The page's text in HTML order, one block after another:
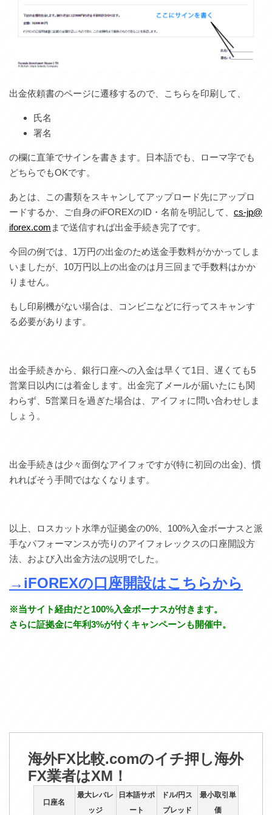
出金依頼書のページに遷移するので、こちらを印刷して、
氏名
署名
の欄に直筆でサインを書きます。日本語でも、ローマ字でも
どちらでもOKです。
あとは、この書類をスキャンしてアップロード先にアップロ
ードするか、ご自身のiFOREXのID・名前を明記して、 cs-jp@
iforex.com まで送信すれば出金手続き完了です。
今回の例では、1万円の出金のため送金手数料がかかってしま
いましたが、10万円以上の出金のは月三回まで手数料はかか
りません。
もし印刷機がない場合は、コンビニなどに行ってスキャンす
る必要があります。
出金手続きから、銀行口座への入金は早くて1日、遅くても5
営業日以内には着金します。出金完了メールが届いたにも関
わらず、5営業日を過ぎた場合は、アイフォに問い合わせしま
しょう。
出金手続きは少々面倒なアイフォですが(特に初回の出金)、慣
れればそう手間ではなくなります。
以上、ロスカット水準が証拠金の0%、100%入金ボーナスと派
手なパフォーマンスが売りのアイフォレックスの口座開設方
法、および入出金方法の説明でした。
→iFOREXの口座開設はこちらから
※当サイト経由だと100%入金ボーナスが付きます。
さらに証拠金に年利3%が付くキャンペーンも開催中。
海外FX比較.comのイチ押し海外
FX業者はXM！
口座名
最大レバレ
ッジ
日本語サポ
ート
ドル/円ス
プレッド
最小取引単
価